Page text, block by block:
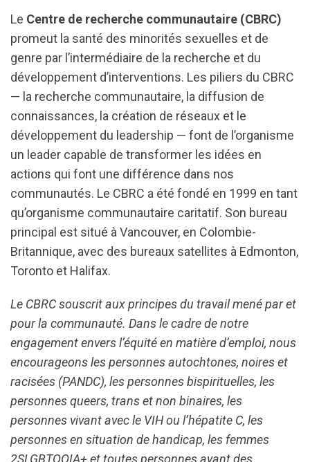
Le Centre de recherche communautaire (CBRC)
promeut la santé des minorités sexuelles et de
genre par l’intermédiaire de la recherche et du
développement d’interventions. Les piliers du CBRC
— la recherche communautaire, la diffusion de
connaissances, la création de réseaux et le
développement du leadership — font de l’organisme
un leader capable de transformer les idées en
actions qui font une différence dans nos
communautés. Le CBRC a été fondé en 1999 en tant
qu’organisme communautaire caritatif. Son bureau
principal est situé à Vancouver, en Colombie-
Britannique, avec des bureaux satellites à Edmonton,
Toronto et Halifax.
Le CBRC souscrit aux principes du travail mené par et
pour la communauté. Dans le cadre de notre
engagement envers l’équité en matière d’emploi, nous
encourageons les personnes autochtones, noires et
racisées (PANDC), les personnes bispirituelles, les
personnes queers, trans et non binaires, les
personnes vivant avec le VIH ou l’hépatite C, les
personnes en situation de handicap, les femmes
2SLGBTQQIA+ et toutes personnes ayant des